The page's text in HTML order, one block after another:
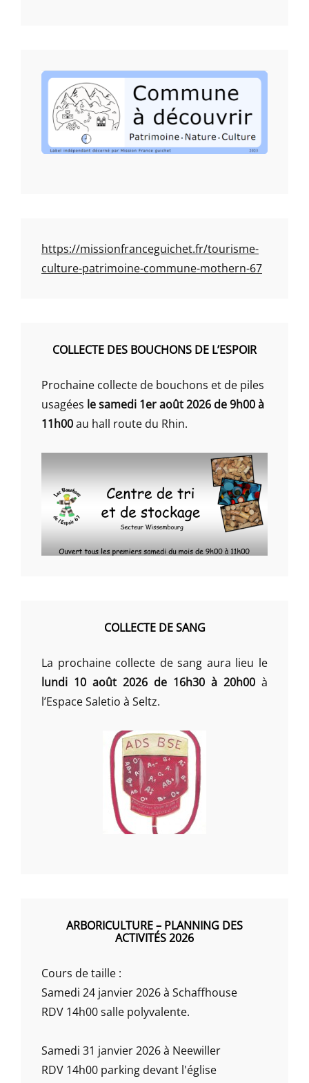
https://missionfranceguichet.fr/tourisme-
culture-patrimoine-commune-mothern-67
COLLECTE DES BOUCHONS DE L’ESPOIR
Prochaine collecte de bouchons et de piles
usagées le samedi 1er août 2026 de 9h00 à
11h00au hall route du Rhin.
COLLECTE DE SANG
La prochaine collecte de sang aura lieu le
lundi 10 août 2026 de 16h30 à 20h00 à
l’Espace Saletio à Seltz.
ARBORICULTURE – PLANNING DES
ACTIVITÉS 2026
Cours de taille :
Samedi 24 janvier 2026 à Schaffhouse
RDV 14h00 salle polyvalente.
Samedi 31 janvier 2026 à Neewiller
RDV 14h00 parking devant l'église